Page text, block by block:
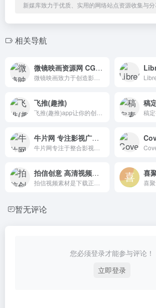
新媒库致力于优质、实用的网络站点资源收集与分
相关导航
微镜映画资源网 CG资源分享交流平台
飞推(趣推)
牛片网 专注影视广告资源整合
拍信创意 高清视频素材下载平台
暂无评论
您必须登录才能参与评论！
立即登录